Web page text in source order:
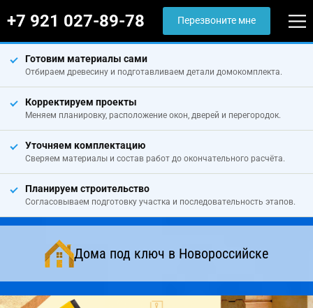
+7 921 027-89-78 Перезвоните мне
Готовим материалы сами
Отбираем древесину и подготавливаем детали домокомплекта.
Корректируем проекты
Меняем планировку, расположение окон, дверей и перегородок.
Уточняем комплектацию
Сверяем материалы и состав работ до окончательного расчёта.
Планируем строительство
Согласовываем подготовку участка и последовательность этапов.
Дома под ключ в Новороссийске